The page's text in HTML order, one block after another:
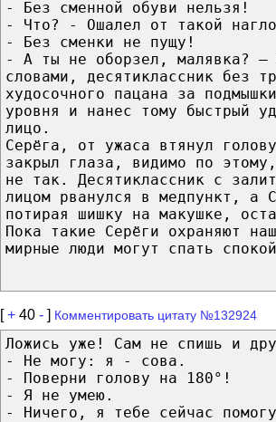
- Без сменной обуви нельзя!
- Что? - Ошалел от такой
- Без сменки не пущу!
- А ты не оборзел, малявка? –
словами, десятиклассник без
худосочного пацана за
уровня и нанес тому быстрый
лицо.
Серёга, от ужаса втянул
закрыл глаза, видимо по
не так. Десятиклассник с
лицом рванулся в медпункт, а
потирая шишку на макушке,
Пока такие Серёги охраняют
мирные люди могут спать
[+ 40 - ] Комментировать цитату №132924
Ложись уже! Сам не спишь и
- Не могу: я - сова.
- Поверни голову на 180°!
- Я не умею.
- Ничего, я тебе сейчас